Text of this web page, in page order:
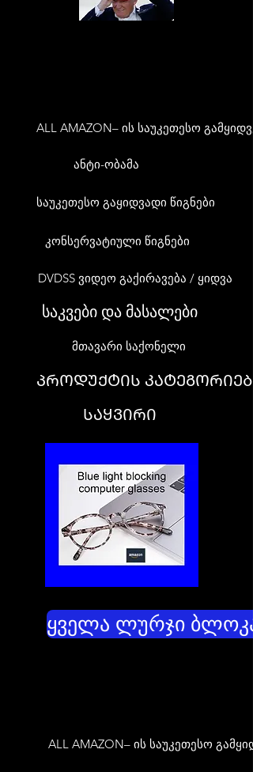
ALL AMAZON– ის საუკეთესო
ანტი-ობამა
საუკეთესო გაყიდვადი წიგნები
კონსერვატიული წიგნები
DVDSS ვიდეო გაქირავება / ყიდვა
საკვები და მასალები
მთავარი საქონელი
ᲞᲠᲝᲓᲣᲥᲢᲘᲡ ᲙᲐᲢᲔᲒᲝᲠᲘᲔᲑᲘ
ᲡᲐᲧᲕᲘᲠᲘ
ყველა ლურჯი
ALL AMAZON– ის საუკეთესო